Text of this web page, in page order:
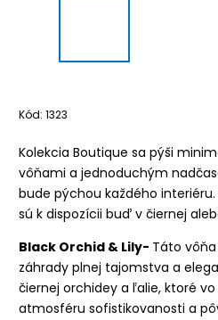
Kód: 1323
Kolekcia Boutique sa pýši
vôňami a jednoduchým
bude pýchou každého
sú k dispozícii buď v čiernej
Black Orchid & Lily- Táto
záhrady plnej tajomstva a
čiernej orchidey a ľalie, ktoré
atmosféru sofistikovanosti a